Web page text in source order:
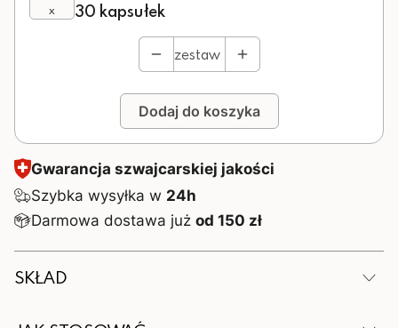
x
30 kapsułek
zestaw
Dodaj do koszyka
Gwarancja szwajcarskiej jakości
Szybka wysyłka w 24h
Darmowa dostawa jużod 150 zł
SKŁAD